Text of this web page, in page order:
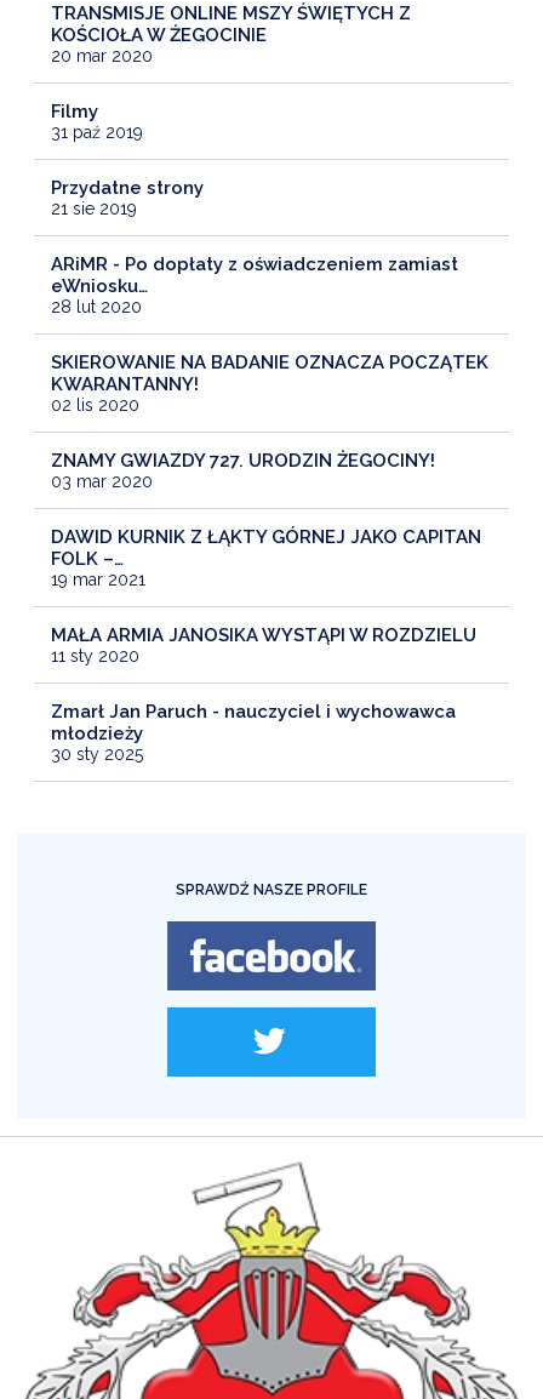
TRANSMISJE ONLINE MSZY ŚWIĘTYCH Z
KOŚCIOŁA W ŻEGOCINIE
20 mar 2020
Filmy
31 paź 2019
Przydatne strony
21 sie 2019
ARiMR - Po dopłaty z oświadczeniem zamiast
eWniosku…
28 lut 2020
SKIEROWANIE NA BADANIE OZNACZA POCZĄTEK
KWARANTANNY!
02 lis 2020
ZNAMY GWIAZDY 727. URODZIN ŻEGOCINY!
03 mar 2020
DAWID KURNIK Z ŁĄKTY GÓRNEJ JAKO CAPITAN
FOLK –…
19 mar 2021
MAŁA ARMIA JANOSIKA WYSTĄPI W ROZDZIELU
11 sty 2020
Zmarł Jan Paruch - nauczyciel i wychowawca
młodzieży
30 sty 2025
SPRAWDŹ NASZE PROFILE